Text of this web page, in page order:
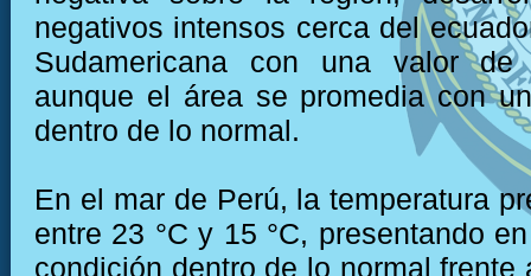
negativos intensos cerca del
Sudamericana con una valor
aunque el área se promedia con
dentro de lo normal.
En el mar de Perú, la temperatura
entre 23 °C y 15 °C, presentando
condición dentro de lo normal frente